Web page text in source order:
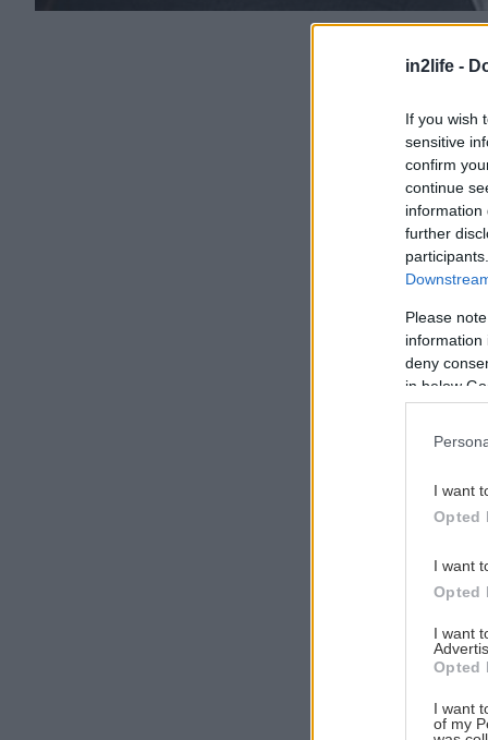
in2life -
If you wish
sensitive
confirm
continue
information
further
Please
information
deny
in below
I want
Opted
I want
Opted
I want
Opted
I want
of my